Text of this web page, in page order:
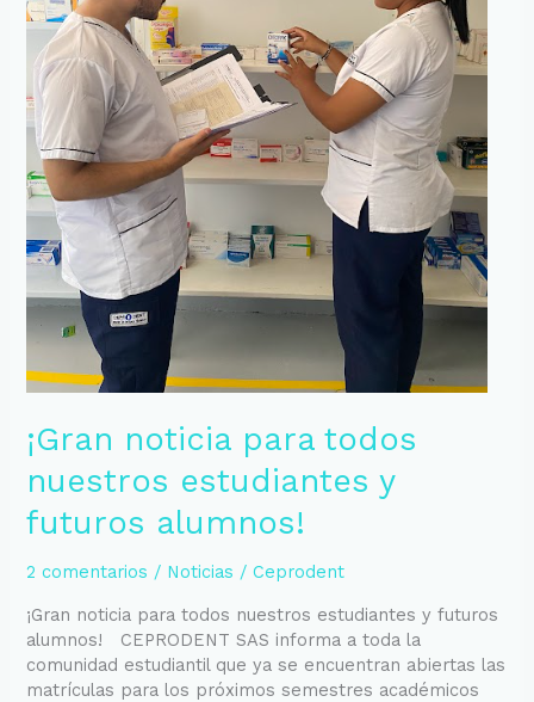
¡Gran noticia para todos
nuestros estudiantes y
futuros alumnos!
2 comentarios / Noticias /Ceprodent
¡Gran noticia para todos nuestros estudiantes y futuros
alumnos! CEPRODENT SAS informa a toda la
comunidad estudiantil que ya se encuentran abiertas las
matrículas para los próximos semestres académicos